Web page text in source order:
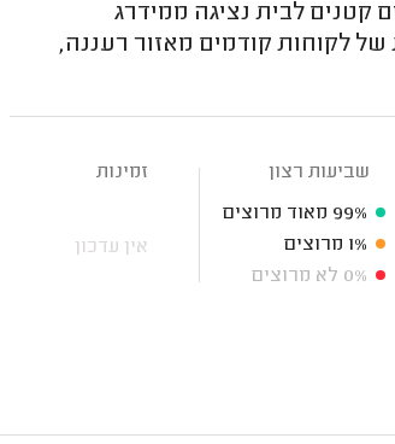
קטנים לבית נציגה ממידרג
לקוחות קודמים מאזור רעננה,
שביעות רצון
99% מאוד מרוצים
1% מרוצים
0% לא מרוצים
זמינות
אין עדכון